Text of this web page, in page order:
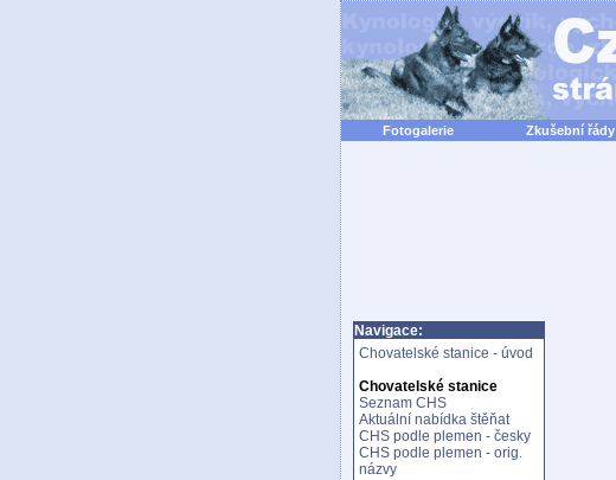
Fotogalerie Zkušební řády
Navigace:
Chovatelské stanice - úvod
Chovatelské stanice
Seznam CHS
Aktuální nabídka štěňat
CHS podle plemen - česky
CHS podle plemen - orig.
názvy